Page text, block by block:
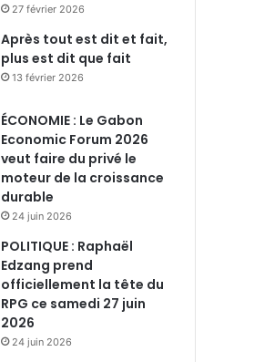
27 février 2026
Après tout est dit et fait,
plus est dit que fait
13 février 2026
ÉCONOMIE : Le Gabon
Economic Forum 2026
veut faire du privé le
moteur de la croissance
durable
24 juin 2026
POLITIQUE : Raphaël
Edzang prend
officiellement la tête du
RPG ce samedi 27 juin
2026
24 juin 2026